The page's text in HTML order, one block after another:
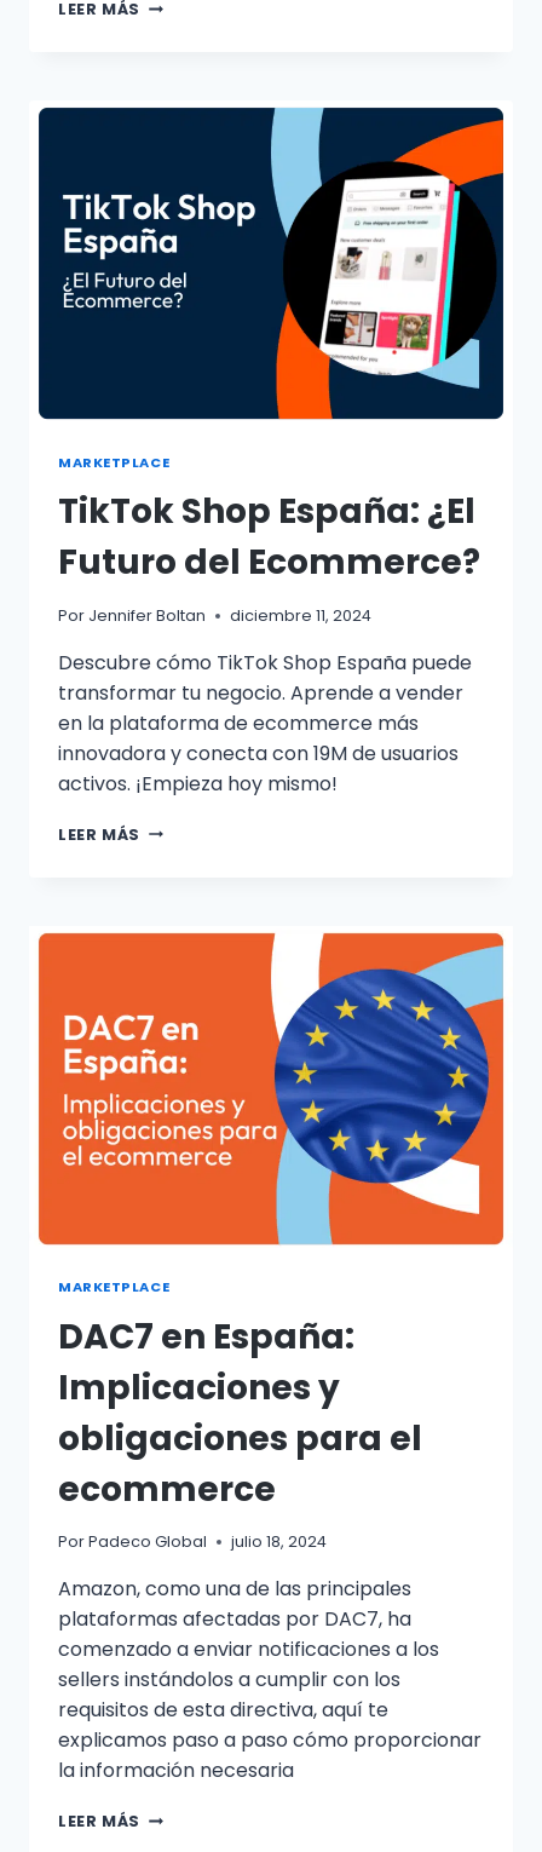
LEER MÁS
MARKETPLACE
TikTok Shop España: ¿El
Futuro del Ecommerce?
Por Jennifer Boltan diciembre 11, 2024
Descubre cómo TikTok Shop España puede
transformar tu negocio. Aprende a vender
en la plataforma de ecommerce más
innovadora y conecta con 19M de usuarios
activos. ¡Empieza hoy mismo!
LEER MÁS
MARKETPLACE
DAC7 en España:
Implicaciones y
obligaciones para el
ecommerce
PorPadeco Global julio 18, 2024
Amazon, como una de las principales
plataformas afectadas por DAC7, ha
comenzado a enviar notificaciones a los
sellers instándolos a cumplir con los
requisitos de esta directiva, aquí te
explicamos paso a paso cómo proporcionar
la información necesaria
LEER MÁS